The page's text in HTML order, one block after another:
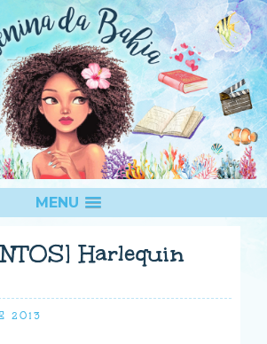
MENU
Harlequin
2013